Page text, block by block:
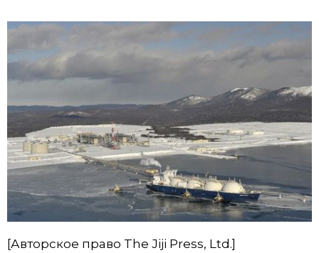
[Авторское право The Jiji Press, Ltd.]